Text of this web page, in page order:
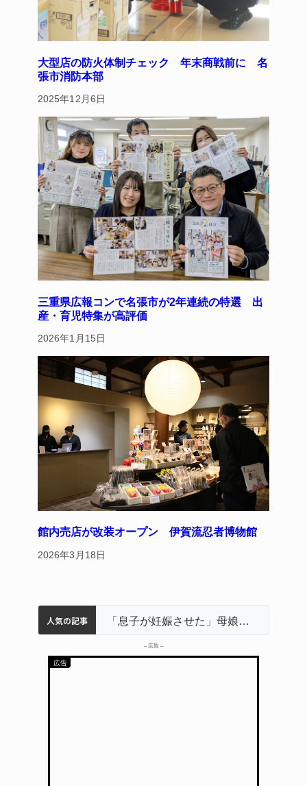
大型店の防火体制チェック 年末商戦前に 名
張市消防本部
2025年12月6日
三重県広報コンで名張市が2年連続の特選 出
産・育児特集が高評価
2026年1月15日
館内売店が改装オープン 伊賀流忍者博物館
2026年3月18日
人気の記事
名張市水道料金47％値上げへ 答申案、審議会で大筋まとまる
中学校の陶壁モニュメント 地元建設会社がボランティアで清掃 伊賀
名張市立病院のDMAT、熊本地震の被災地へ 能登以来3回目の派遣 「息子が妊娠させた」母娘だまされ400万円詐欺被害 名張
– 広告 –